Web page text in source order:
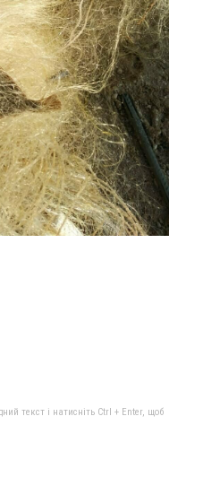
текст і натисніть Ctrl + Enter, щоб